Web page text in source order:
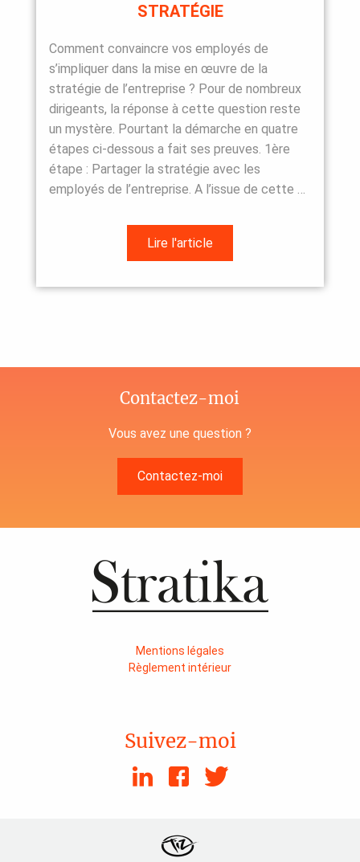
STRATÉGIE
Comment convaincre vos employés de
s’impliquer dans la mise en œuvre de la
stratégie de l’entreprise ? Pour de nombreux
dirigeants, la réponse à cette question reste
un mystère. Pourtant la démarche en quatre
étapes ci-dessous a fait ses preuves. 1ère
étape : Partager la stratégie avec les
employés de l’entreprise. A l’issue de cette …
Lire l'article
Contactez-moi
Vous avez une question ?
Contactez-moi
Mentions légales
Règlement intérieur
Suivez-moi